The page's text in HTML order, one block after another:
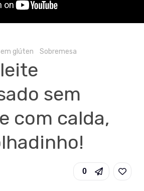
glúten Sobremesa
sem
com calda,
0